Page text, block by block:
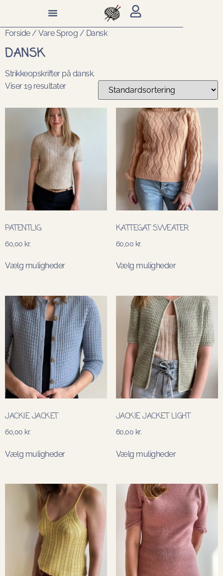
Forside/ Vare Sprog / Dansk
DANSK
Strikkeopskrifter på dansk.
Viser 19 resultater
PATENTLIG
60,00 kr.
Vælg muligheder
KATTEGAT SWEATER
60,00 kr.
Vælg muligheder
JACKIE JACKET
60,00 kr.
Vælg muligheder
JACKIE JACKET LIGHT
60,00 kr.
Vælg muligheder